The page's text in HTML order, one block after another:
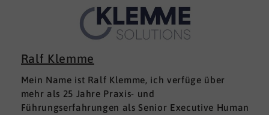
Ralf Klemme
Mein Name ist Ralf Klemme, ich verfüge über
mehr als 25 Jahre Praxis- und
Führungserfahrungen als Senior Executive Human